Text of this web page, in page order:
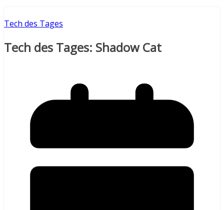
Tech des Tages
Tech des Tages: Shadow Cat